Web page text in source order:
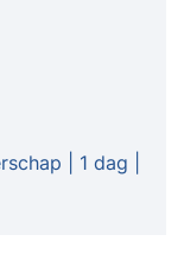
persoonlijke
sectoren
of zakelijke
voer je een
| 1 dag |